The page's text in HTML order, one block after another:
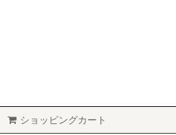
ショッピングカート